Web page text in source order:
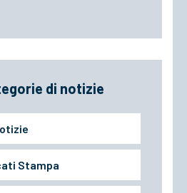
di notizie
Stampa